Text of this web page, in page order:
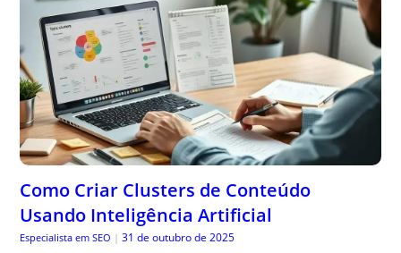
Como Criar Clusters de Conteúdo
Usando Inteligência Artificial
Especialista em SEO | 31 de outubro de 2025